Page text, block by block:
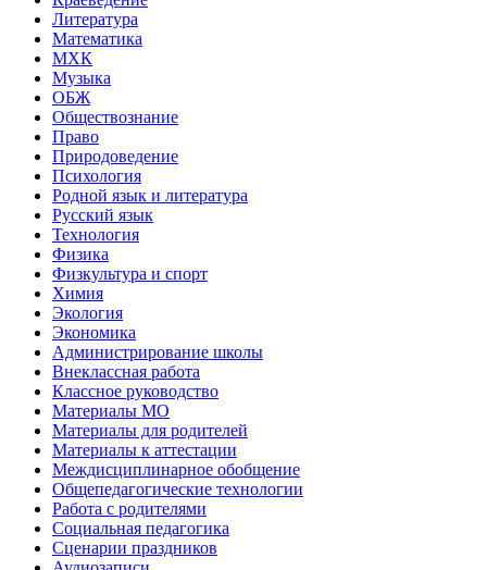
Литература
Математика
МХК
Музыка
ОБЖ
Обществознание
Право
Природоведение
Психология
Родной язык и литература
Русский язык
Технология
Физика
Физкультура и спорт
Химия
Экология
Экономика
Администрирование школы
Внеклассная работа
Классное руководство
Материалы МО
Материалы для родителей
Материалы к аттестации
Междисциплинарное обобщение
Общепедагогические технологии
Работа с родителями
Социальная педагогика
Сценарии праздников